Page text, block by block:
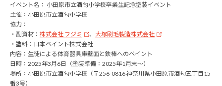
イベント名： 小田原市立酒匂小学校卒業生記念塗装イベント
主催：小田原市立酒匂小学校
協力：
・副資材： 株式会社 フジミ 、 大塚刷毛製造株式会社
・塗料：日本ペイント株式会社
内容：生徒による体育器具庫壁面と鉄棒へのペイント
日時：2025年3月6日（塗装準備：2025年1月末～）
場所：小田原市立酒匂小学校（〒256-0816 神奈川県小田原市酒匂五丁目15
番3号）